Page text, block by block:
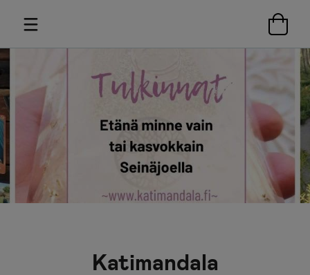
Katimandala